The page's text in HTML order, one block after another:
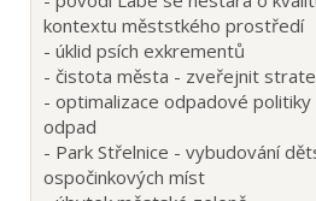
kontextu měststkého prostředí
- úklid psích exkrementů
- čistota města - zveřejnit
- optimalizace odpadové politiky
odpad
- Park Střelnice - vybudování
ospočinkových míst